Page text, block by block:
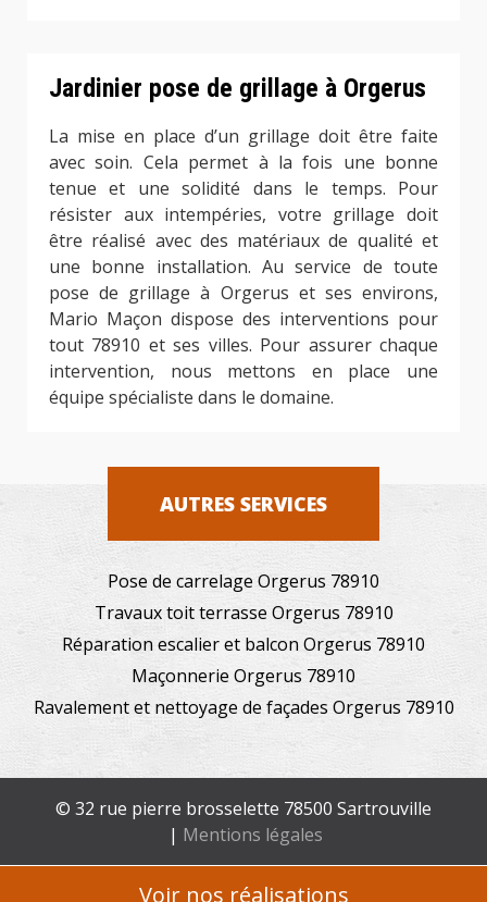
Jardinier pose de grillage à Orgerus
La mise en place d’un grillage doit être faite
avec soin. Cela permet à la fois une bonne
tenue et une solidité dans le temps. Pour
résister aux intempéries, votre grillage doit
être réalisé avec des matériaux de qualité et
une bonne installation. Au service de toute
pose de grillage à Orgerus et ses environs,
Mario Maçon dispose des interventions pour
tout 78910 et ses villes. Pour assurer chaque
intervention, nous mettons en place une
équipe spécialiste dans le domaine.
AUTRES SERVICES
Pose de carrelage Orgerus 78910
Travaux toit terrasse Orgerus 78910
Réparation escalier et balcon Orgerus 78910
Maçonnerie Orgerus 78910
Ravalement et nettoyage de façades Orgerus 78910
© 32 rue pierre brosselette 78500 Sartrouville
| Mentions légales
Voir nos réalisations